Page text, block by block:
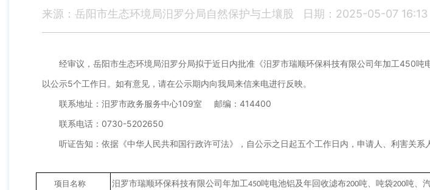
来源：岳阳市生态环境局汨罗分局自然保护与土壤股 日期：2025-05-07 16:13
经审议，岳阳市生态环境局汨罗分局拟于近日内批准 《汨罗市瑞顺环保科技有限公司年加工450
以公示5个工作日。如有意见，请在公示期内向我局来信来电进行反映。
联系地址：汨罗市政务服务中心109室 邮编：414400
联系电话：0730-5202650
听证告知：依据《中华人民共和国行政许可法》，自公示之日起五个工作日内，申请人、利害关
项目名称 汨罗市瑞顺环保科技有限公司年加工450吨电池铝及年回收滤布200吨、吨袋200吨、